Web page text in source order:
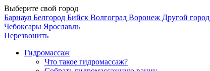
Выберите свой город
Барнаул Белгород Бийск Волгоград Воронеж Другой город
Чебоксары Ярославль
Перезвонить
Гидромассаж
Что такое гидромассаж?